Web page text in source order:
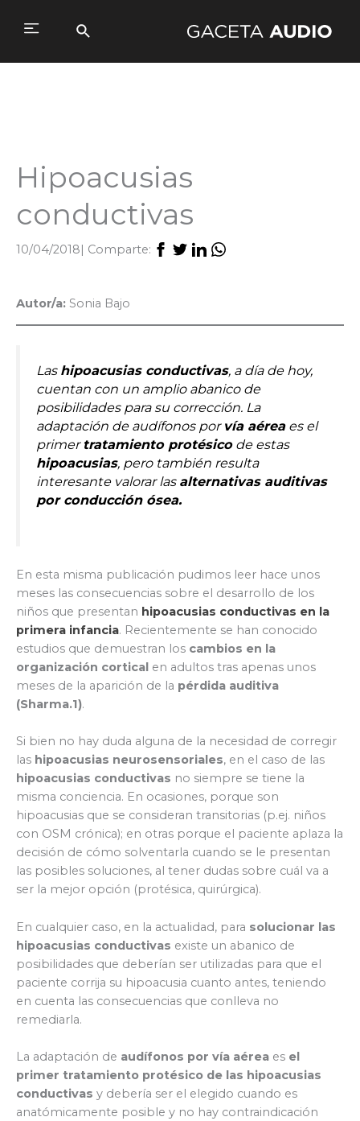
Buscar
Hipoacusias
conductivas
10/04/2018| Comparte:
Autor/a: Sonia Bajo
Las hipoacusias conductivas, a día de hoy,
cuentan con un amplio abanico de
posibilidades para su corrección. La
adaptación de audífonos por vía aéreaes el
primer tratamiento protésicode estas
hipoacusias, pero también resulta
interesante valorar las alternativas auditivas
por conducción ósea.
En esta misma publicación pudimos leer hace unos
meses las consecuencias sobre el desarrollo de los
niños que presentan hipoacusias conductivas en la
primera infancia. Recientemente se han conocido
estudios que demuestran los cambios en la
organización cortical en adultos tras apenas unos
meses de la aparición de la pérdida auditiva
(Sharma.1).
Si bien no hay duda alguna de la necesidad de corregir
las hipoacusias neurosensoriales, en el caso de las
hipoacusias conductivas no siempre se tiene la
misma conciencia. En ocasiones, porque son
hipoacusias que se consideran transitorias (p.ej. niños
con OSM crónica); en otras porque el paciente aplaza la
decisión de cómo solventarla cuando se le presentan
las posibles soluciones, al tener dudas sobre cuál va a
ser la mejor opción (protésica, quirúrgica).
En cualquier caso, en la actualidad, para solucionar las
hipoacusias conductivas existe un abanico de
posibilidades que deberían ser utilizadas para que el
paciente corrija su hipoacusia cuanto antes, teniendo
en cuenta las consecuencias que conlleva no
remediarla.
La adaptación de audífonos por vía aérea es el
primer tratamiento protésico de las hipoacusias
conductivas y debería ser el elegido cuando es
anatómicamente posible y no hay contraindicación